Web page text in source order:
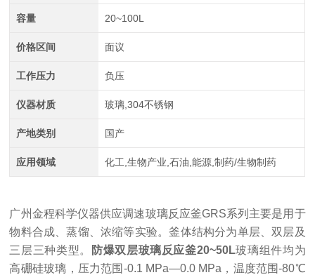
容量 20~100L
价格区间 面议
工作压力 负压
仪器材质 玻璃,304不锈钢
产地类别 国产
应用领域 化工,生物产业,石油,能源,制药/生物制药
广州金程科学仪器供应调速玻璃反应釜GRS系列 主要是用于
物料合成、蒸馏、浓缩等实验。釜体结构分为单层、双层及
三层三种类型。
防爆双层玻璃反应釜20~50L玻璃组件均为
高硼硅玻璃 ， 压力范围 -0.1 MPa—0.0 MPa ， 温度范围-80℃